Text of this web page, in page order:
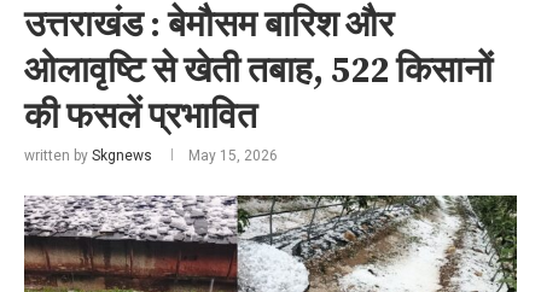
उत्तराखंड : बेमौसम बारिश और
ओलावृष्टि से खेती तबाह, 522 किसानों
की फसलें प्रभावित
written by Skgnews May 15, 2026